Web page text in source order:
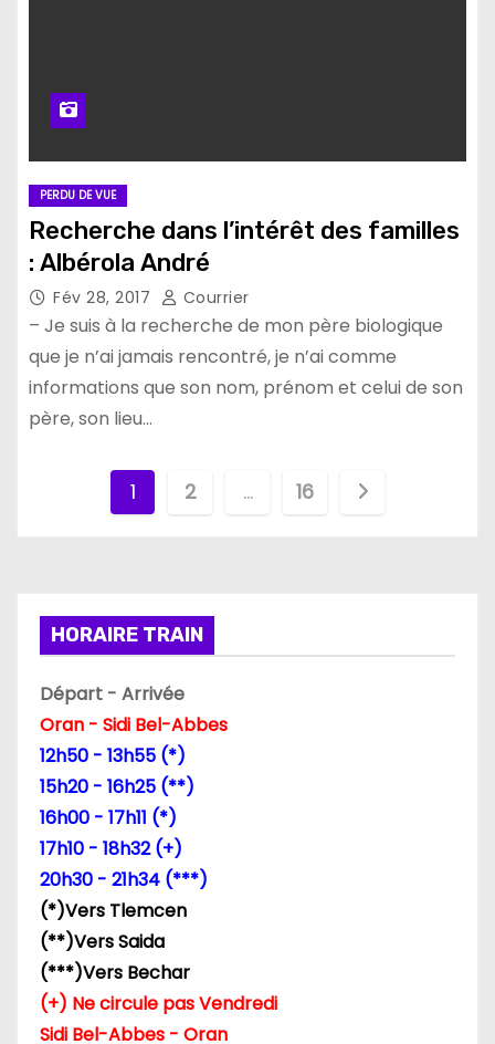
PERDU DE VUE
Recherche dans l’intérêt des familles
: Albérola André
Fév 28, 2017 Courrier
– Je suis à la recherche de mon père biologique
que je n’ai jamais rencontré, je n’ai comme
informations que son nom, prénom et celui de son
père, son lieu…
i
a
t
i
o
n
d
e
1 2 … 16
HORAIRE TRAIN
Départ - Arrivée
Oran - Sidi Bel-Abbes
12h50 - 13h55 (*)
15h20 - 16h25 (**)
16h00 - 17h11 (*)
17h10 - 18h32 (+)
20h30 - 21h34 (***)
(*)Vers Tlemcen
(**)Vers Saida
(***)Vers Bechar
(+) Ne circule pas Vendredi
Sidi Bel-Abbes - Oran